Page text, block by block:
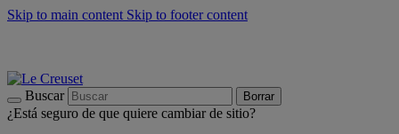
Skip to main content Skip to footer content
Buscar Borrar
¿Está seguro de que quiere cambiar de sitio?